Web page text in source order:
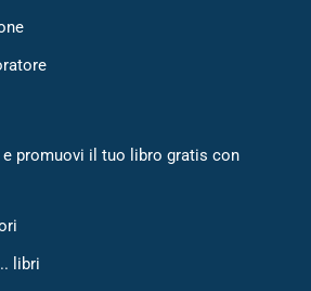
promuovi il tuo libro gratis con
libri